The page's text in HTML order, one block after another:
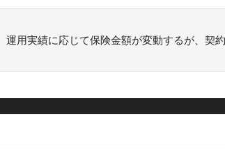
用実績に応じて保険金額が変動するが、契